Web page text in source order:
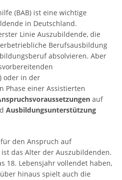
(BAB) ist eine wichtige
in Deutschland.
Linie Auszubildende, die
Berufsausbildung
absolvieren. Aber
oder in der
Phase einer Assistierten
auf
Ausbildungsunterstützung
den Anspruch auf
das Alter der Auszubildenden.
18. Lebensjahr vollendet haben,
hinaus spielt auch die